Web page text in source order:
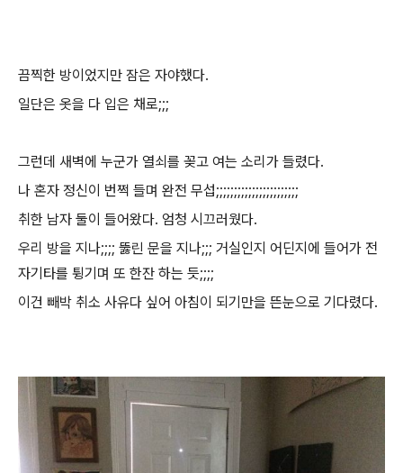
끔찍한 방이었지만 잠은 자야했다.
일단은 옷을 다 입은 채로;;;
그런데 새벽에 누군가 열쇠를 꽂고 여는 소리가 들렸다.
나 혼자 정신이 번쩍 들며 완전 무섭;;;;;;;;;;;;;;;;;;;;;;;
취한 남자 둘이 들어왔다. 엄청 시끄러웠다.
우리 방을 지나;;;; 뚫린 문을 지나;;; 거실인지 어딘지에 들어가 전
자기타를 튕기며 또 한잔 하는 듯;;;;
이건 빼박 취소 사유다 싶어 아침이 되기만을 뜬눈으로 기다렸다.